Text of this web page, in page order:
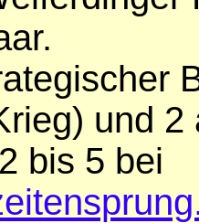
und
bis 5 bei